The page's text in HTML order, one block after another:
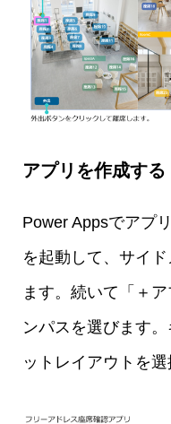
アプリを作成する
Power Appsでアプ
を起動して、サイ
ます。続いて「＋
ンパスを選びます
ットレイアウトを選